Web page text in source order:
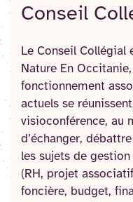
Conseil
Le Conseil Collégial
Nature En
fonctionnement
actuels se
visioconférence, au
d’échanger,
les sujets de
(RH, projet
foncière, budget,